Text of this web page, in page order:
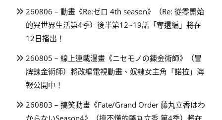
260806 – 動畫《Re:ゼロ 4th season》（Re: 從零開始
的異世界生活第4季）後半第12~19話「奪還編」將在
12日播出！
260805 – 線上連載漫畫《ニセモノの錬金術師》（冒
牌鍊金術師）將改編電視動畫、奴隸女主角「諾拉」海
報公開中！
260803 – 搞笑動畫《Fate/Grand Order 藤丸立香はわ
からないSeason4》（搞不懂的藤丸立香 第4季）將在